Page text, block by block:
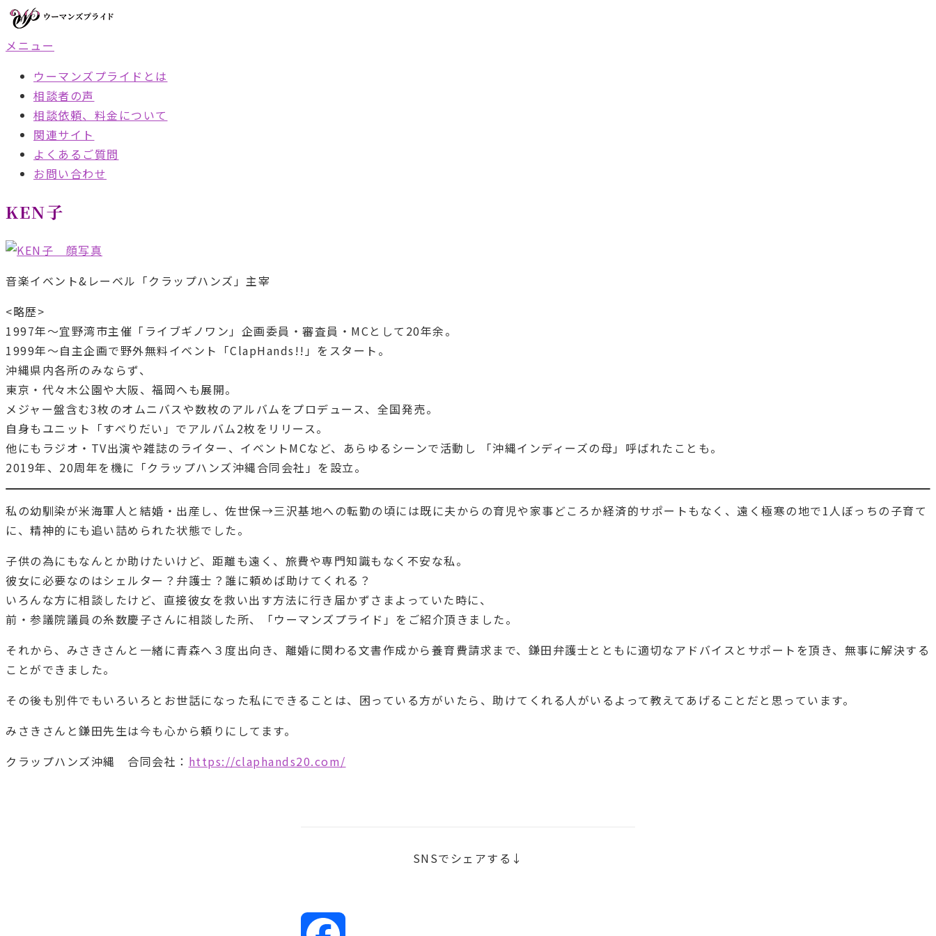
コ
ン
テ
メニュー
ウーマンズプライドとは
相談者の声
相談依頼、料金について
関連サイト
よくあるご質問
お問い合わせ
KEN子
音楽イベント&レーベル「クラップハンズ」主宰
<略歴>
1997年〜宜野湾市主催「ライブギノワン」企画委員・審査員・MCとして20年余。
1999年〜自主企画で野外無料イベント「ClapHands!!」をスタート。
沖縄県内各所のみならず、
東京・代々木公園や大阪、福岡へも展開。
メジャー盤含む3枚のオムニバスや数枚のアルバムをプロデュース、全国発売。
自身もユニット「すべりだい」でアルバム2枚をリリース。
他にもラジオ・TV出演や雑誌のライター、イベントMCなど、あらゆるシーンで活動し 「沖縄インディーズの母」呼ばれたことも。
2019年、20周年を機に「クラップハンズ沖縄合同会社」を設立。
私の幼馴染が米海軍人と結婚・出産し、佐世保→三沢基地への転勤の頃には既に夫からの育児や家事どころか経済的サポートもなく、遠く極寒の地で1人ぼっちの子育て
に、精神的にも追い詰められた状態でした。
子供の為にもなんとか助けたいけど、距離も遠く、旅費や専門知識もなく不安な私。
彼女に必要なのはシェルター？弁護士？誰に頼めば助けてくれる？
いろんな方に相談したけど、直接彼女を救い出す方法に行き届かずさまよっていた時に、
前・参議院議員の糸数慶子さんに相談した所、「ウーマンズプライド」をご紹介頂きました。
それから、みさきさんと一緒に青森へ３度出向き、離婚に関わる文書作成から養育費請求まで、鎌田弁護士とともに適切なアドバイスとサポートを頂き、無事に解決する
ことができました。
その後も別件でもいろいろとお世話になった私にできることは、困っている方がいたら、助けてくれる人がいるよって教えてあげることだと思っています。
みさきさんと鎌田先生は今も心から頼りにしてます。
クラップハンズ沖縄 合同会社： https://claphands20.com/
SNSでシェアする↓